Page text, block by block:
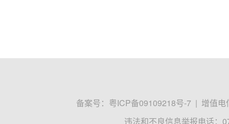
备案号： 粤ICP备09109218号-7 | 增值电
违法和不良信息举报电话：